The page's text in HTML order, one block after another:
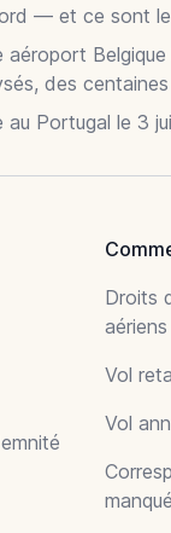
— et ce sont
aéroport
des
au Portugal le 3
Droits
aériens
Vol
Vol